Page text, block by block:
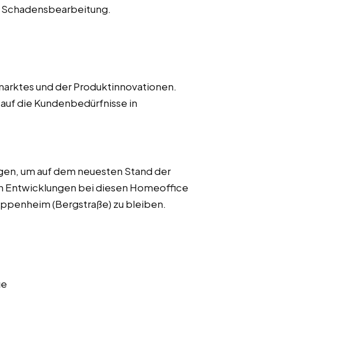
und der Produktinnovationen.
die Kundenbedürfnisse in
um auf dem neuesten Stand der
Entwicklungen bei diesen Homeoffice
(Bergstraße) zu bleiben.